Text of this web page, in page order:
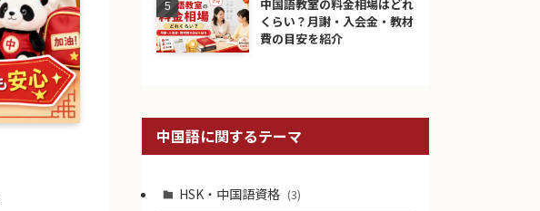
中国語教室の料金相場はどれ
くらい？月謝・入会金・教材
費の目安を紹介
中国語に関するテーマ
HSK・中国語資格 (3)